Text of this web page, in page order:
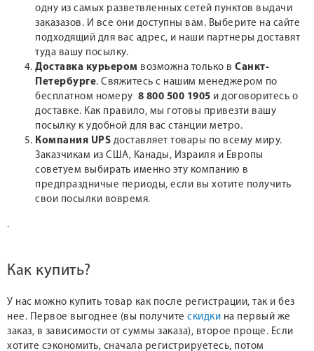
одну из самых разветвленных сетей пунктов выдачи
заказазов. И все они доступны вам. Выберите на сайте
подходящий для вас адрес, и наши партнеры доставят
туда вашу посылку.
Доставка курьером возможна только в Санкт-
Петербурге. Свяжитесь с нашим менеджером по
бесплатном номеру 8 800 500 1905 и договоритесь о
доставке. Как правило, мы готовы привезти вашу
посылку к удобной для вас станции метро.
Компания UPS доставляет товары по всему миру.
Заказчикам из США, Канады, Израиля и Европы
советуем выбирать именно эту компанию в
предпраздничые периоды, если вы хотите получить
свои посылки вовремя.
.
Как купить?
У нас можно купить товар как после регистрации, так и без
нее. Первое выгоднее (вы получите скидки на первый же
заказ, в зависимости от суммы заказа), второе проще. Если
хотите сэкономить, сначала регистрируетесь, потом